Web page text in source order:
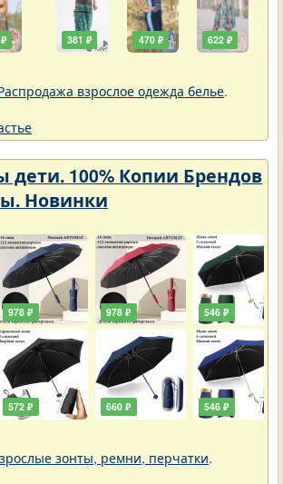
381 ₽ 470 ₽ 622 ₽
взрослое одежда белье.
дети. 100% Копии Брендов
Новинки
978 ₽
572 ₽
978 ₽
660 ₽
546 ₽
546 ₽
зонты, ремни, перчатки.